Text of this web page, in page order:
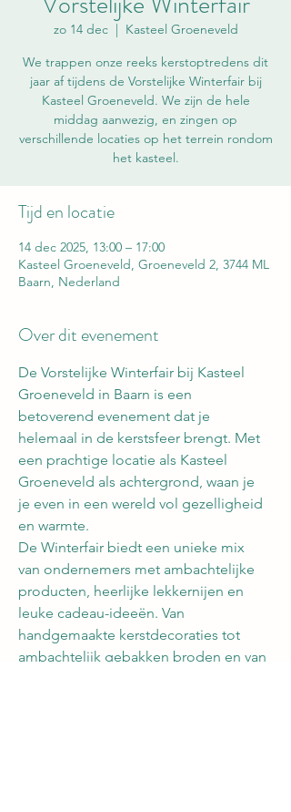
zo 14 dec
  |
Kasteel Groeneveld
We trappen onze reeks kerstoptredens dit
jaar af tijdens de Vorstelijke Winterfair bij
Kasteel Groeneveld. We zijn de hele
middag aanwezig, en zingen op
verschillende locaties op het terrein rondom
het kasteel.
Tijd en locatie
14 dec 2025, 13:00 – 17:00
Kasteel Groeneveld, Groeneveld 2, 3744 ML
Baarn, Nederland
Over dit evenement
De Vorstelijke Winterfair bij Kasteel
Groeneveld in Baarn is een
betoverend evenement dat je
helemaal in de kerstsfeer brengt. Met
een prachtige locatie als Kasteel
Groeneveld als achtergrond, waan je
je even in een wereld vol gezelligheid
en warmte.
De Winterfair biedt een unieke mix
van ondernemers met ambachtelijke
producten, heerlijke lekkernijen en
leuke cadeau-ideeën. Van
handgemaakte kerstdecoraties tot
ambachtelijk gebakken broden en van